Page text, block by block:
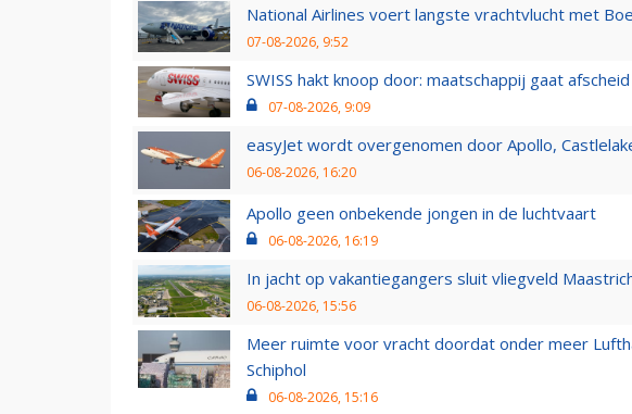
National Airlines voert langste vrachtvlucht met
07-08-2026, 9:52
SWISS hakt knoop door: maatschappij gaat
07-08-2026, 9:09
easyJet wordt overgenomen door Apollo,
06-08-2026, 16:20
Apollo geen onbekende jongen in de luchtvaart
06-08-2026, 16:19
In jacht op vakantiegangers sluit vliegveld
06-08-2026, 15:56
Meer ruimte voor vracht doordat onder meer
Schiphol
06-08-2026, 15:16